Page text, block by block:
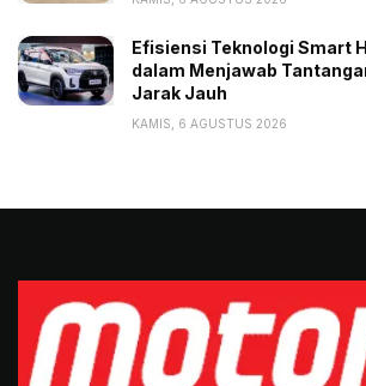
Efisiensi Teknologi Smart
dalam Menjawab
Jarak Jauh
KAMIS, 6 AGUSTUS 2026